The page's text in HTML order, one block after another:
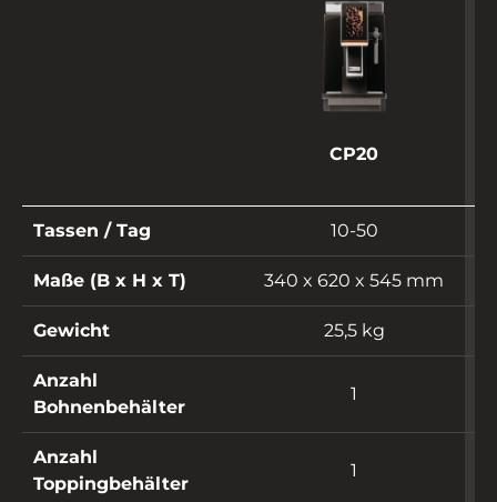
CP20
Tassen / Tag 10-50
Maße (B x H x T) 340 x 620 x 545 mm
Gewicht 25,5 kg
Anzahl
Bohnenbehälter
1
Anzahl
Toppingbehälter
1